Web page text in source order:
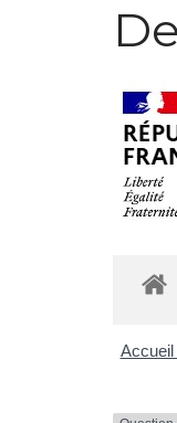
Accueil